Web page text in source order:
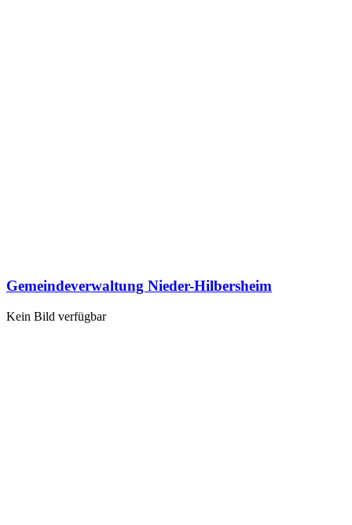
Gemeindeverwaltung Nieder-Hilbersheim
Kein Bild verfügbar